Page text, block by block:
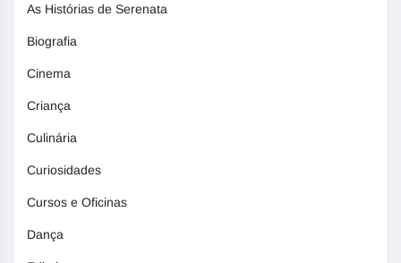
As Histórias de Serenata
Biografia
Cinema
Criança
Culinária
Curiosidades
Cursos e Oficinas
Dança